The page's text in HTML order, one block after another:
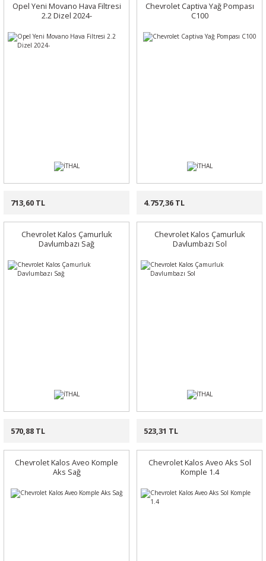
Opel Yeni Movano Hava Filtresi
2.2 Dizel 2024-
713,60 TL
Chevrolet Captiva Yağ Pompası
C100
4.757,36 TL
Chevrolet Kalos Çamurluk
Davlumbazı Sağ
570,88 TL
Chevrolet Kalos Çamurluk
Davlumbazı Sol
523,31 TL
Chevrolet Kalos Aveo Komple
Aks Sağ
Chevrolet Kalos Aveo Aks Sol
Komple 1.4